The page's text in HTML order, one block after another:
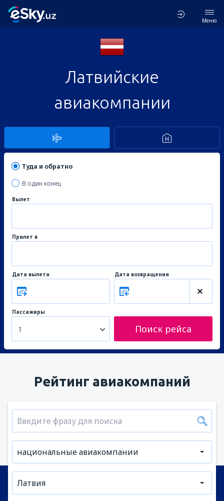
Меню
Латвийские
авиакомпании
Туда и обратно
В один конец
Вылет
Прилет в
Дата вылета Дата возвращения
Пассажиры
1 Поиск рейса
Рейтинг авиакомпаний
национальные авиакомпании
Латвия